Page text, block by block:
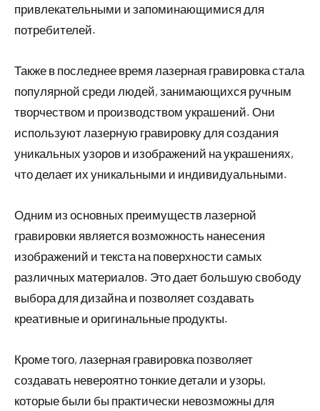
привлекательными и запоминающимися для
потребителей.
Также в последнее время лазерная гравировка стала
популярной среди людей, занимающихся ручным
творчеством и производством украшений. Они
используют лазерную гравировку для создания
уникальных узоров и изображений на украшениях,
что делает их уникальными и индивидуальными.
Одним из основных преимуществ лазерной
гравировки является возможность нанесения
изображений и текста на поверхности самых
различных материалов. Это дает большую свободу
выбора для дизайна и позволяет создавать
креативные и оригинальные продукты.
Кроме того, лазерная гравировка позволяет
создавать невероятно тонкие детали и узоры,
которые были бы практически невозможны для